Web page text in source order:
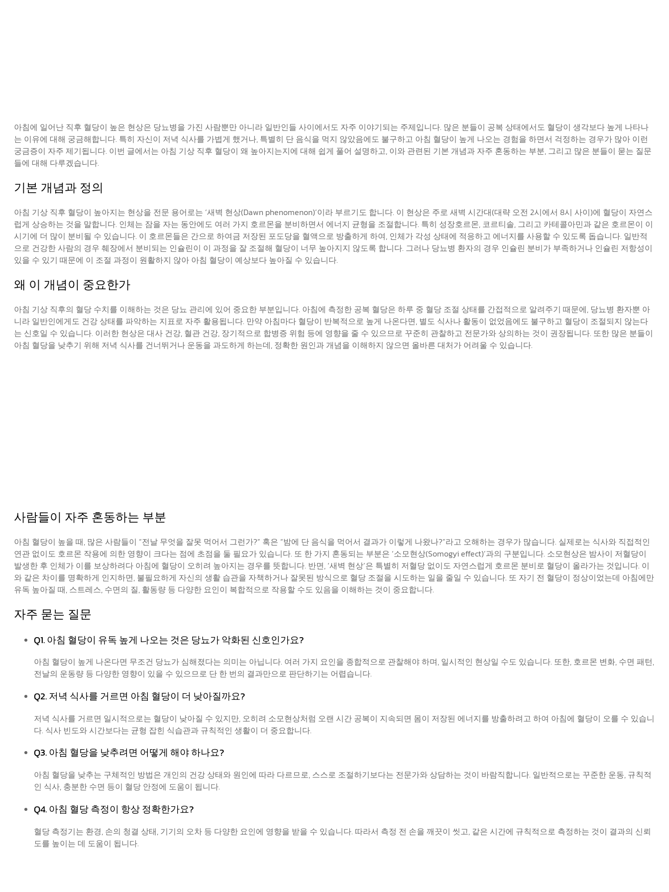
아침에 일어난 직후 혈당이 높은 현상은 당뇨병을 가진 사람뿐만 아니라 일반인들 사이에서도 자주 이야기되는 주제입니다. 많은 분들이 공복 상태에서도 혈당이 생각보다 높게 나타나
는 이유에 대해 궁금해합니다. 특히 자신이 저녁 식사를 가볍게 했거나, 특별히 단 음식을 먹지 않았음에도 불구하고 아침 혈당이 높게 나오는 경험을 하면서 걱정하는 경우가 많아 이런
궁금증이 자주 제기됩니다. 이번 글에서는 아침 기상 직후 혈당이 왜 높아지는지에 대해 쉽게 풀어 설명하고, 이와 관련된 기본 개념과 자주 혼동하는 부분, 그리고 많은 분들이 묻는 질문
들에 대해 다루겠습니다.
기본 개념과 정의
아침 기상 직후 혈당이 높아지는 현상을 전문 용어로는 ‘새벽 현상(Dawn phenomenon)’이라 부르기도 합니다. 이 현상은 주로 새벽 시간대(대략 오전 2시에서 8시 사이)에 혈당이 자연스
럽게 상승하는 것을 말합니다. 인체는 잠을 자는 동안에도 여러 가지 호르몬을 분비하면서 에너지 균형을 조절합니다. 특히 성장호르몬, 코르티솔, 그리고 카테콜아민과 같은 호르몬이 이
시기에 더 많이 분비될 수 있습니다. 이 호르몬들은 간으로 하여금 저장된 포도당을 혈액으로 방출하게 하여, 인체가 각성 상태에 적응하고 에너지를 사용할 수 있도록 돕습니다. 일반적
으로 건강한 사람의 경우 췌장에서 분비되는 인슐린이 이 과정을 잘 조절해 혈당이 너무 높아지지 않도록 합니다. 그러나 당뇨병 환자의 경우 인슐린 분비가 부족하거나 인슐린 저항성이
있을 수 있기 때문에 이 조절 과정이 원활하지 않아 아침 혈당이 예상보다 높아질 수 있습니다.
왜 이 개념이 중요한가
아침 기상 직후의 혈당 수치를 이해하는 것은 당뇨 관리에 있어 중요한 부분입니다. 아침에 측정한 공복 혈당은 하루 중 혈당 조절 상태를 간접적으로 알려주기 때문에, 당뇨병 환자뿐 아
니라 일반인에게도 건강 상태를 파악하는 지표로 자주 활용됩니다. 만약 아침마다 혈당이 반복적으로 높게 나온다면, 별도 식사나 활동이 없었음에도 불구하고 혈당이 조절되지 않는다
는 신호일 수 있습니다. 이러한 현상은 대사 건강, 혈관 건강, 장기적으로 합병증 위험 등에 영향을 줄 수 있으므로 꾸준히 관찰하고 전문가와 상의하는 것이 권장됩니다. 또한 많은 분들이
아침 혈당을 낮추기 위해 저녁 식사를 건너뛰거나 운동을 과도하게 하는데, 정확한 원인과 개념을 이해하지 않으면 올바른 대처가 어려울 수 있습니다.
사람들이 자주 혼동하는 부분
아침 혈당이 높을 때, 많은 사람들이 “전날 무엇을 잘못 먹어서 그런가?” 혹은 “밤에 단 음식을 먹어서 결과가 이렇게 나왔나?”라고 오해하는 경우가 많습니다. 실제로는 식사와 직접적인
연관 없이도 호르몬 작용에 의한 영향이 크다는 점에 초점을 둘 필요가 있습니다. 또 한 가지 혼동되는 부분은 ‘소모현상(Somogyi effect)’과의 구분입니다. 소모현상은 밤사이 저혈당이
발생한 후 인체가 이를 보상하려다 아침에 혈당이 오히려 높아지는 경우를 뜻합니다. 반면, ‘새벽 현상’은 특별히 저혈당 없이도 자연스럽게 호르몬 분비로 혈당이 올라가는 것입니다. 이
와 같은 차이를 명확하게 인지하면, 불필요하게 자신의 생활 습관을 자책하거나 잘못된 방식으로 혈당 조절을 시도하는 일을 줄일 수 있습니다. 또 자기 전 혈당이 정상이었는데 아침에만
유독 높아질 때, 스트레스, 수면의 질, 활동량 등 다양한 요인이 복합적으로 작용할 수도 있음을 이해하는 것이 중요합니다.
자주 묻는 질문
Q1. 아침 혈당이 유독 높게 나오는 것은 당뇨가 악화된 신호인가요?
아침 혈당이 높게 나온다면 무조건 당뇨가 심해졌다는 의미는 아닙니다. 여러 가지 요인을 종합적으로 관찰해야 하며, 일시적인 현상일 수도 있습니다. 또한, 호르몬 변화, 수면 패턴,
전날의 운동량 등 다양한 영향이 있을 수 있으므로 단 한 번의 결과만으로 판단하기는 어렵습니다.
Q2. 저녁 식사를 거르면 아침 혈당이 더 낮아질까요?
저녁 식사를 거르면 일시적으로는 혈당이 낮아질 수 있지만, 오히려 소모현상처럼 오랜 시간 공복이 지속되면 몸이 저장된 에너지를 방출하려고 하여 아침에 혈당이 오를 수 있습니
다. 식사 빈도와 시간보다는 균형 잡힌 식습관과 규칙적인 생활이 더 중요합니다.
Q3. 아침 혈당을 낮추려면 어떻게 해야 하나요?
아침 혈당을 낮추는 구체적인 방법은 개인의 건강 상태와 원인에 따라 다르므로, 스스로 조절하기보다는 전문가와 상담하는 것이 바람직합니다. 일반적으로는 꾸준한 운동, 규칙적
인 식사, 충분한 수면 등이 혈당 안정에 도움이 됩니다.
Q4. 아침 혈당 측정이 항상 정확한가요?
혈당 측정기는 환경, 손의 청결 상태, 기기의 오차 등 다양한 요인에 영향을 받을 수 있습니다. 따라서 측정 전 손을 깨끗이 씻고, 같은 시간에 규칙적으로 측정하는 것이 결과의 신뢰
도를 높이는 데 도움이 됩니다.